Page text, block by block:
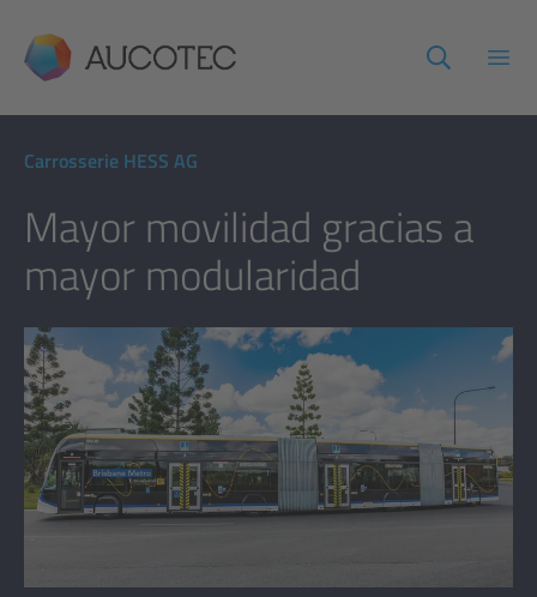
AUCOTEC
Carrosserie HESS AG
Mayor movilidad gracias a
mayor modularidad